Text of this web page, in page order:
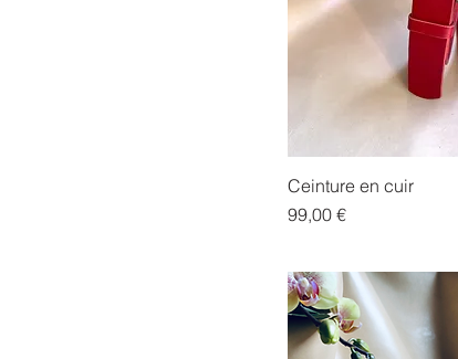
Ceinture en cuir
Prix
99,00 €